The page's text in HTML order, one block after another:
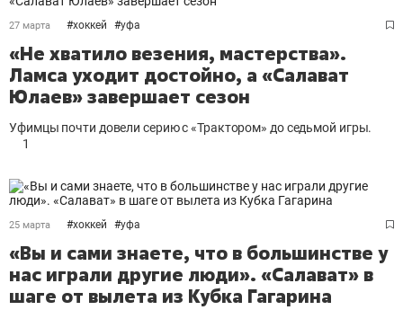
27 марта #хоккей #уфа
«Не хватило везения, мастерства».
Ламса уходит достойно, а «Салават
Юлаев» завершает сезон
Уфимцы почти довели серию с «Трактором» до седьмой игры.
1
25 марта #хоккей #уфа
«Вы и сами знаете, что в большинстве у
нас играли другие люди». «Салават» в
шаге от вылета из Кубка Гагарина